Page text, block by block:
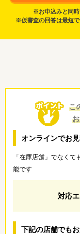
※お申込みと同
※仮審査の回答は最短で
こ
オンラインでお
「在庫店舗」でなく
能です
対応
下記の店舗でも